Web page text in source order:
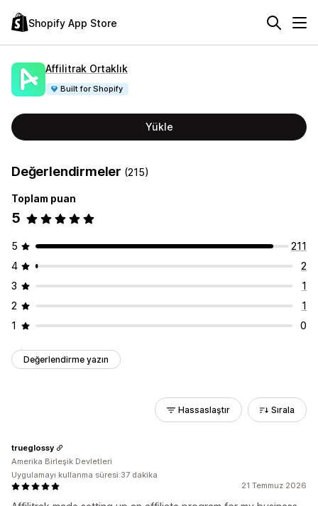
Shopify App Store
Affilitrak Ortaklık
Built for Shopify
Yükle
Değerlendirmeler (215)
Toplam puan
5
5
211
4
2
3
1
2
1
1
0
Değerlendirme yazın
Hassaslaştır Sırala
21 Temmuz 2026
trueglossy
Amerika Birleşik Devletleri
Uygulamayı kullanma süresi:37 dakika